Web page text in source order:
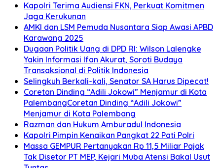
Kapolri Terima Audiensi FKN, Perkuat Komitmen
Jaga Kerukunan
AMKI dan LSM Pemuda Nusantara Siap Awasi APBD
Karawang 2025
Dugaan Politik Uang di DPD RI: Wilson Lalengke
Yakin Informasi Ifan Akurat, Soroti Budaya
Transaksional di Politik Indonesia
Selingkuh Berkali-kali, Senator SA Harus Dipecat!
Coretan Dinding “Adili Jokowi” Menjamur di Kota
PalembangCoretan Dinding “Adili Jokowi”
Menjamur di Kota Palembang
Razman dan Hukum Amburadul Indonesia
Kapolri Pimpin Kenaikan Pangkat 22 Pati Polri
Massa GEMPUR Pertanyakan Rp 11,5 Miliar Pajak
Tak Disetor PT MEP, Kejari Muba Atensi Bakal Usut